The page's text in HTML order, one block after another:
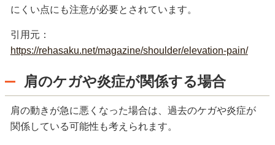
にくい点にも注意が必要とされています。
引用元：
https://rehasaku.net/magazine/shoulder/elevation-pain/
肩のケガや炎症が関係する場合
肩の動きが急に悪くなった場合は、過去のケガや炎症が
関係している可能性も考えられます。